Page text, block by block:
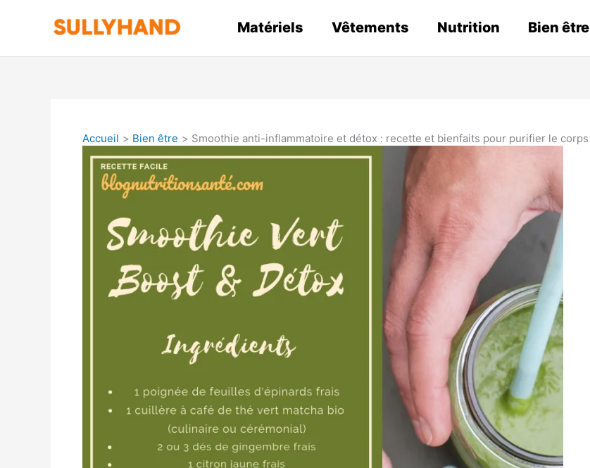
Matériels Vêtements Nutrition Bien être
Accueil Bien être Smoothie anti-inflammatoire et détox : recette et bienfaits pour purifier le corps